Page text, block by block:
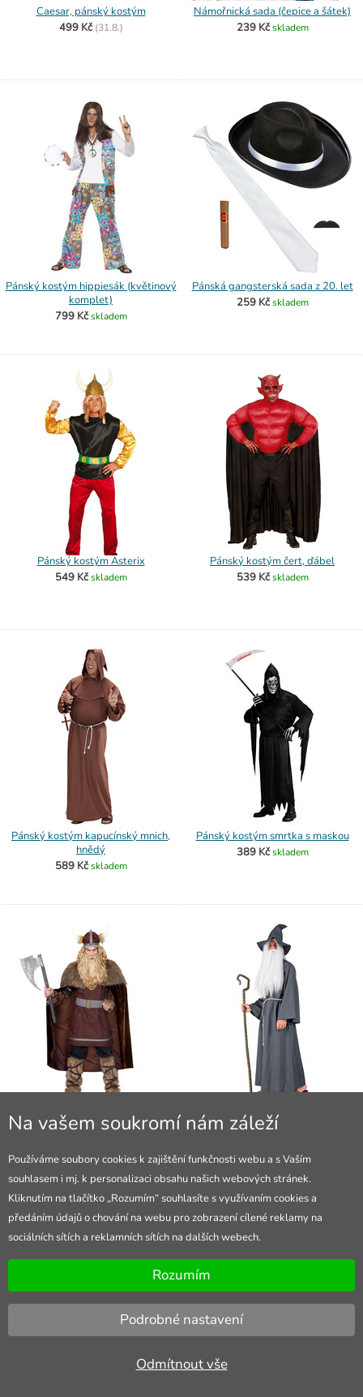
Caesar, pánský kostým
499 Kč (31.8.)
Námořnická sada (čepice a šátek)
239 Kč skladem
Pánský kostým hippiesák (květinový
komplet)
799 Kč skladem
Pánská gangsterská sada z 20. let
259 Kč skladem
Pánský kostým Asterix
549 Kč skladem
Pánský kostým čert, ďábel
539 Kč skladem
Pánský kostým kapucínský mnich,
hnědý
589 Kč skladem
Pánský kostým smrtka s maskou
389 Kč skladem
kožešinou
Pánský kostým čaroděj (Gandalf)
639 Kčskladem
Na vašem soukromí nám záleží
Používáme soubory cookies k zajištění funkčnosti webu a s Vaším
souhlasem i mj. k personalizaci obsahu našich webových stránek.
Kliknutím na tlačítko „Rozumím“ souhlasíte s využívaním cookies a
předáním údajů o chování na webu pro zobrazení cílené reklamy na
sociálních sítích a reklamních sítích na dalších webech.
Rozumím
Podrobné nastavení
Odmítnout vše